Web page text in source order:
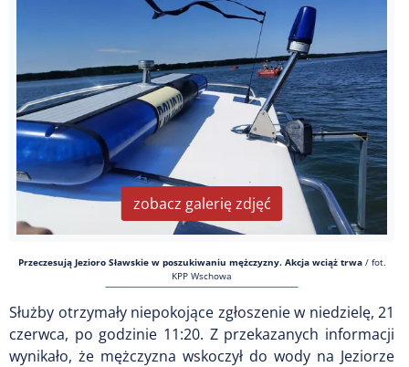
zobacz galerię zdjęć
Przeczesują Jezioro Sławskie w poszukiwaniu mężczyzny. Akcja wciąż trwa/ fot.
KPP Wschowa
Służby otrzymały niepokojące zgłoszenie w niedzielę, 21
czerwca, po godzinie 11:20. Z przekazanych informacji
wynikało, że mężczyzna wskoczył do wody na Jeziorze